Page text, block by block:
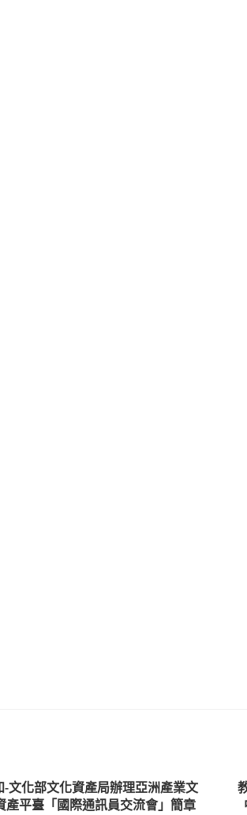
-文化部文化資產局辦理亞洲產業文
產平臺「國際通訊員交流會」簡章